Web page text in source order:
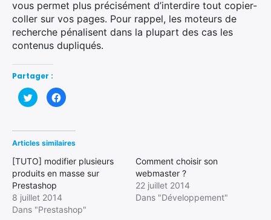
vous permet plus précisément d’interdire tout copier-
coller sur vos pages. Pour rappel, les moteurs de
recherche pénalisent dans la plupart des cas les
contenus dupliqués.
Partager :
Cliquez
pour
partager
dans
nouvelle
Cliquez
pour
dans
une
nouvelle
Articles similaires
[TUTO] modifier plusieurs
produits en masse sur
Prestashop
8 juillet 2014
Dans "Prestashop"
Comment choisir son
webmaster ?
22 juillet 2014
Dans "Développement"